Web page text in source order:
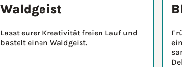
Waldgeist
Lasst eurer Kreativität freien Lauf und
bastelt einen Waldgeist.